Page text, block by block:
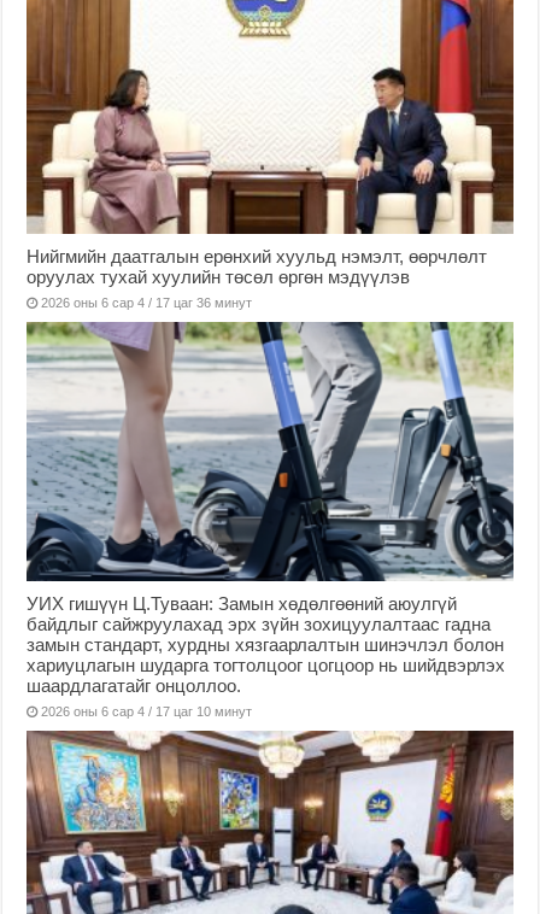
Нийгмийн даатгалын ерөнхий хуульд нэмэлт, өөрчлөлт
оруулах тухай хуулийн төсөл өргөн мэдүүлэв
2026 оны 6 сар 4 / 17 цаг 36 минут
УИХ гишүүн Ц.Туваан: Замын хөдөлгөөний аюулгүй
байдлыг сайжруулахад эрх зүйн зохицуулалтаас гадна
замын стандарт, хурдны хязгаарлалтын шинэчлэл болон
хариуцлагын шударга тогтолцоог цогцоор нь шийдвэрлэх
шаардлагатайг онцоллоо.
2026 оны 6 сар 4 / 17 цаг 10 минут